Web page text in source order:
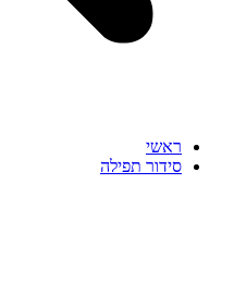
ראשי
סידור תפילה